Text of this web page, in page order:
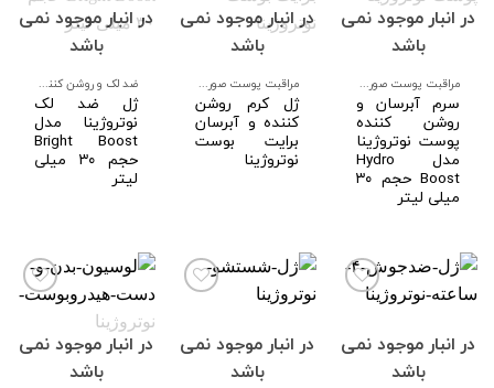
افزودن
ها
در انبار موجود نمی
باشد
مراقبت پوست صورت و بدن
سرم آبرسان و
روشن کننده
پوست نوتروژینا
مدل Hydro
Boost حجم ۳۰
میلی لیتر
افزودن
ها
در انبار موجود نمی
باشد
مراقبت پوست صورت و بدن
ژل کرم روشن
کننده و آبرسان
برایت بوست
نوتروژینا
افزودن
ها
در انبار موجود نمی
باشد
ضد لک و روشن کننده صورت
ژل ضد لک
نوتروژینا مدل
Bright Boost
حجم ۳۰ میلی
لیتر
افزودن
در انبار موجود نمی
باشد
افزودن
در انبار موجود نمی
باشد
افزودن
در انبار موجود نمی
باشد